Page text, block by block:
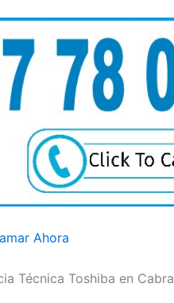
Ahora
Técnica Toshiba en Cabra